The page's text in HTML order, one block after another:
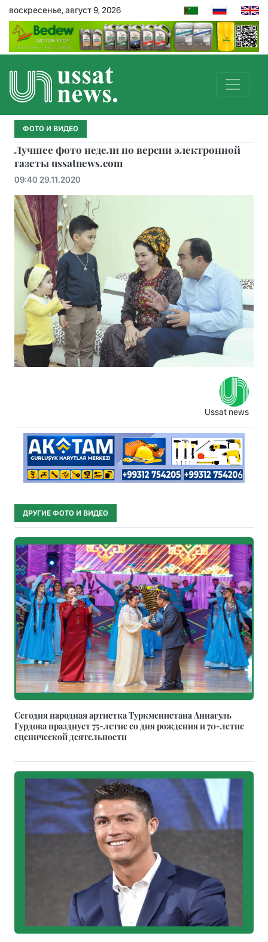
воскресенье, август 9, 2026
ФОТО И ВИДЕО
Лучшее фото недели по версии электронной
газеты ussatnews.com
09:40 29.11.2020
Ussat news
ДРУГИЕ ФОТО И ВИДЕО
Сегодня народная артистка Туркменистана Аннагуль
Гурдова празднует 75-летие со дня рождения и 70-летие
сценической деятельности